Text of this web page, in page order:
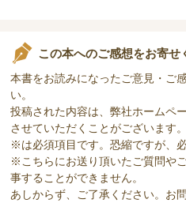
この本へのご感想をお寄せ
本書をお読みになったご意見・ご
い。
投稿された内容は、弊社ホームペ
させていただくことがございます。
※は必須項目です。恐縮ですが、
※こちらにお送り頂いたご質問や
事することができません。
あしからず、ご了承ください。お